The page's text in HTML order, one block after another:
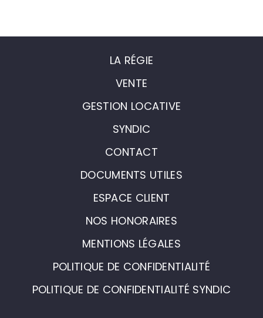
LA RÉGIE
VENTE
GESTION LOCATIVE
SYNDIC
CONTACT
DOCUMENTS UTILES
ESPACE CLIENT
NOS HONORAIRES
MENTIONS LÉGALES
POLITIQUE DE CONFIDENTIALITÉ
POLITIQUE DE CONFIDENTIALITÉ SYNDIC